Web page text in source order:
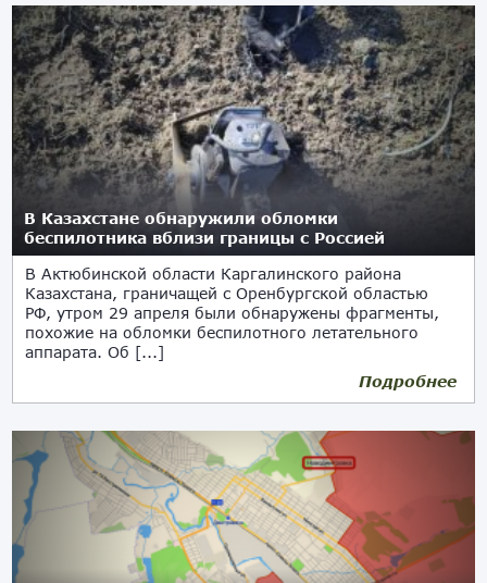
В Казахстане обнаружили обломки
беспилотника вблизи границы с Россией
В Актюбинской области Каргалинского района
Казахстана, граничащей с Оренбургской областью
РФ, утром 29 апреля были обнаружены фрагменты,
похожие на обломки беспилотного летательного
аппарата. Об [...]
Подробнее